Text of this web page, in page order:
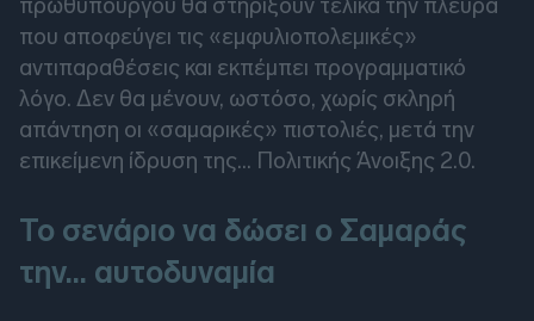
πρωθυπουργού θα στηρίξουν τελικά την πλευρά
που αποφεύγει τις «εμφυλιοπολεμικές»
αντιπαραθέσεις και εκπέμπει προγραμματικό
λόγο. Δεν θα μένουν, ωστόσο, χωρίς σκληρή
απάντηση οι «σαμαρικές» πιστολιές, μετά την
επικείμενη ίδρυση της… Πολιτικής Άνοιξης 2.0.
Το σενάριο να δώσει ο Σαμαράς
την... αυτοδυναμία